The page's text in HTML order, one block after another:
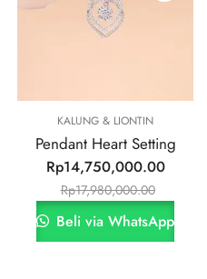
KALUNG & LIONTIN
Pendant Heart Setting
14,750,000.00
17,980,000.00
Beli via WhatsApp